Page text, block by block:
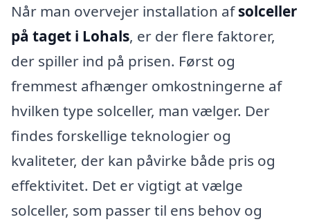
Når man overvejer installation afsolceller
på taget i Lohals, er der flere faktorer,
der spiller ind på prisen. Først og
fremmest afhænger omkostningerne af
hvilken type solceller, man vælger. Der
findes forskellige teknologier og
kvaliteter, der kan påvirke både pris og
effektivitet. Det er vigtigt at vælge
solceller, som passer til ens behov og